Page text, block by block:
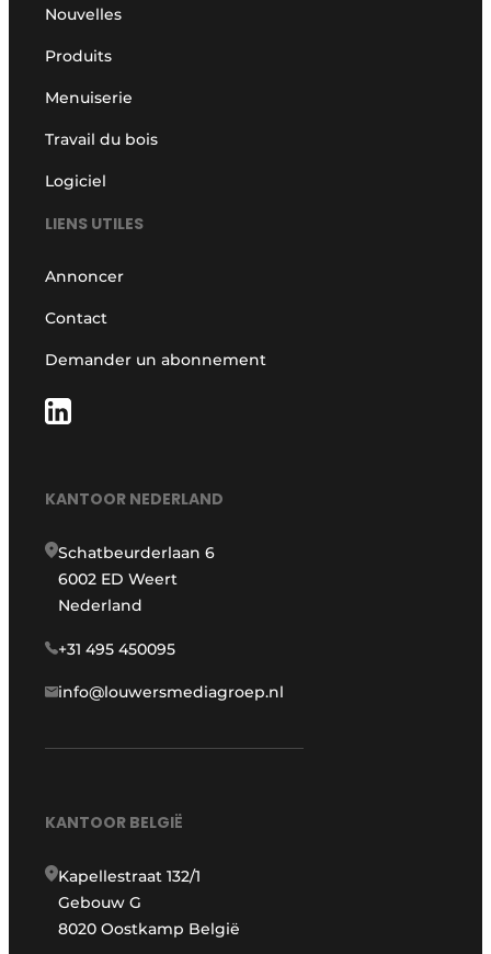
Nouvelles
Produits
Menuiserie
Travail du bois
Logiciel
LIENS UTILES
Annoncer
Contact
Demander un abonnement
KANTOOR NEDERLAND
Schatbeurderlaan 6
6002 ED Weert
Nederland
+31 495 450095
info@louwersmediagroep.nl
KANTOOR BELGIË
Kapellestraat 132/1
Gebouw G
8020 Oostkamp België